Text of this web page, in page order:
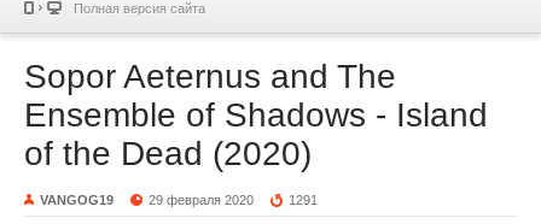
Полная версия сайта
Sopor Aeternus and The
Ensemble of Shadows - Island
of the Dead (2020)
VANGOG19 29 февраля 2020 1291